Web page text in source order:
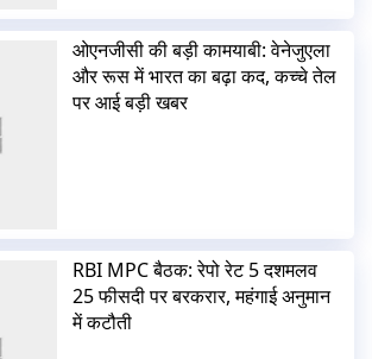
ओएनजीसी की बड़ी कामयाबी: वेनेजुएला
और रूस में भारत का बढ़ा कद, कच्चे तेल
पर आई बड़ी खबर
RBI MPC बैठक: रेपो रेट 5 दशमलव
25 फीसदी पर बरकरार, महंगाई अनुमान
में कटौती